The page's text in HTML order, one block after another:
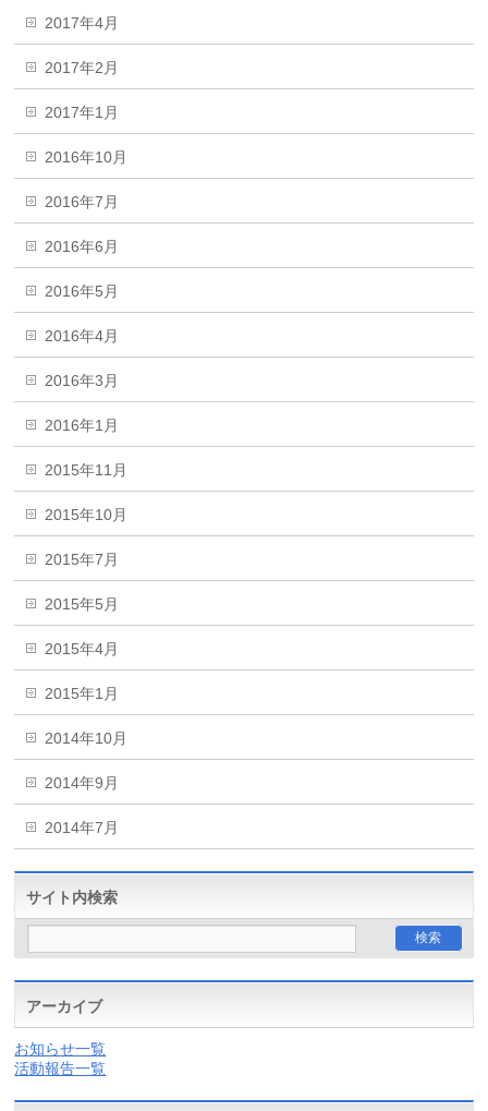
2017年4月
2017年2月
2017年1月
2016年10月
2016年7月
2016年6月
2016年5月
2016年4月
2016年3月
2016年1月
2015年11月
2015年10月
2015年7月
2015年5月
2015年4月
2015年1月
2014年10月
2014年9月
2014年7月
サイト内検索
アーカイブ
お知らせ一覧
活動報告一覧